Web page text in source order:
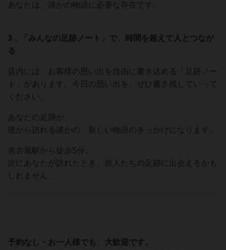
あなたは、誰かの物語に必要な存在です。
3．「みんなの足跡ノート」で、時間を超えて人とつなが
る
店内には、お客様の思い出を自由に書き込める「足跡ノー
ト」があります。今日の思い出を、ぜひ書き残していって
ください。
あなたの足跡が、
後から訪れる誰かの、新しい物語のきっかけになります。
名古屋駅から徒歩5分。
次にあなたが訪れたとき、旅人たちの足跡に出会えるかも
しれません。
予約なし・お一人様でも、大歓迎です。